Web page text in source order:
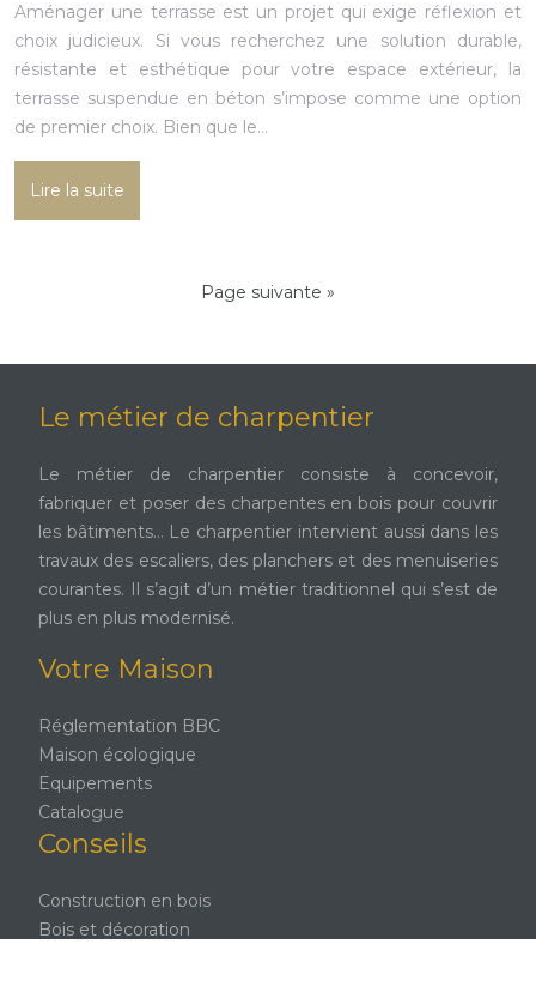
Aménager une terrasse est un projet qui exige réflexion et
choix judicieux. Si vous recherchez une solution durable,
résistante et esthétique pour votre espace extérieur, la
terrasse suspendue en béton s’impose comme une option
de premier choix. Bien que le…
Lire la suite
Page suivante »
Le métier de charpentier
Le métier de charpentier consiste à concevoir,
fabriquer et poser des charpentes en bois pour couvrir
les bâtiments… Le charpentier intervient aussi dans les
travaux des escaliers, des planchers et des menuiseries
courantes. Il s’agit d’un métier traditionnel qui s’est de
plus en plus modernisé.
Votre Maison
Réglementation BBC
Maison écologique
Equipements
Catalogue
Conseils
Construction en bois
Bois et décoration